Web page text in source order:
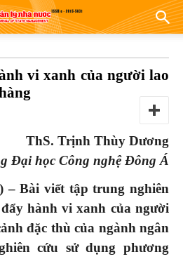
vi xanh của người lao
ThS. Trịnh Thùy Dương
Đại học Công nghệ Đông Á
– Bài viết tập trung nghiên
hành vi xanh của người
đặc thù của ngành ngân
cứu sử dụng phương